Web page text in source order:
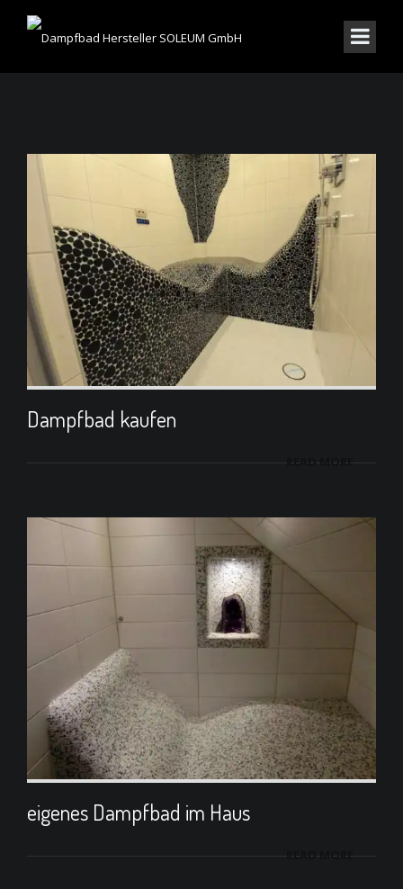
Dampfbad kaufen
READ MORE
eigenes Dampfbad im Haus
READ MORE